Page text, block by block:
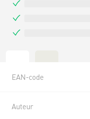
EAN-code
Auteur